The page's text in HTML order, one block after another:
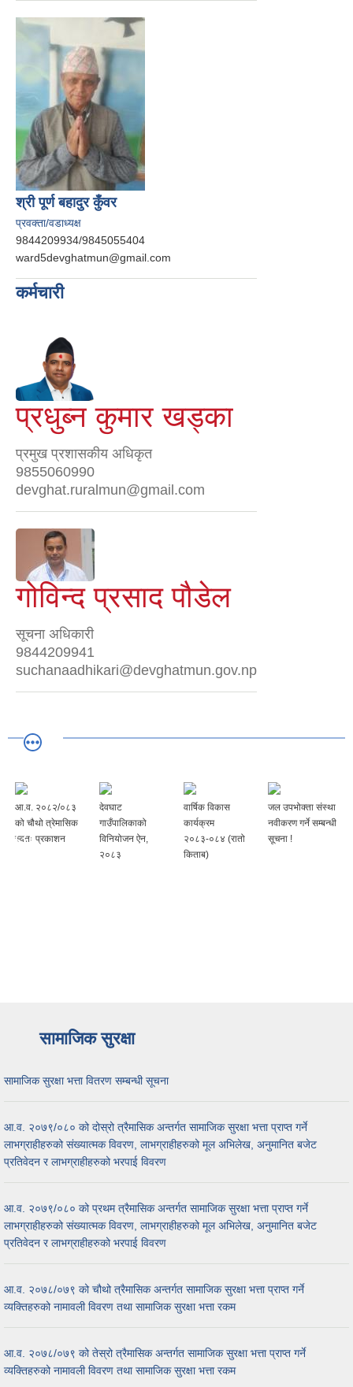
श्री पूर्ण बहादुर कुँवर
प्रवक्ता/वडाध्यक्ष
9844209934/9845055404
ward5devghatmun@gmail.com
कर्मचारी
प्रधुब्न कुमार खड्का
प्रमुख प्रशासकीय अधिकृत
9855060990
devghat.ruralmun@gmail.com
गोविन्द प्रसाद पौडेल
सूचना अधिकारी
9844209941
suchanaadhikari@devghatmun.gov.np
आ.व. २०८२/०८३
को चौथो त्रेमासिक
स्वतः प्रकाशन
देवघाट
गाउँपालिकाको
विनियोजन ऐन,
२०८३
वार्षिक विकास
कार्यक्रम
२०८३-०८४ (रातो
किताब)
जल उपभोक्ता संस्था
नवीकरण गर्ने सम्बन्धी
सूचना !
सामाजिक सुरक्षा
सामाजिक सुरक्षा भत्ता वितरण सम्बन्धी सूचना
आ.व. २०७९/०८० को दोस्रो त्रैमासिक अन्तर्गत सामाजिक सुरक्षा भत्ता प्राप्त गर्ने
लाभग्राहीहरुको संख्यात्मक विवरण, लाभग्राहीहरुको मूल अभिलेख, अनुमानित बजेट
प्रतिवेदन र लाभग्राहीहरुको भरपाई विवरण
आ.व. २०७९/०८० को प्रथम त्रैमासिक अन्तर्गत सामाजिक सुरक्षा भत्ता प्राप्त गर्ने
लाभग्राहीहरुको संख्यात्मक विवरण, लाभग्राहीहरुको मूल अभिलेख, अनुमानित बजेट
प्रतिवेदन र लाभग्राहीहरुको भरपाई विवरण
आ.व. २०७८/०७९ को चौथो त्रैमासिक अन्तर्गत सामाजिक सुरक्षा भत्ता प्राप्त गर्ने
व्यक्तिहरुको नामावली विवरण तथा सामाजिक सुरक्षा भत्ता रकम
आ.व. २०७८/०७९ को तेस्रो त्रैमासिक अन्तर्गत सामाजिक सुरक्षा भत्ता प्राप्त गर्ने
व्यक्तिहरुको नामावली विवरण तथा सामाजिक सुरक्षा भत्ता रकम